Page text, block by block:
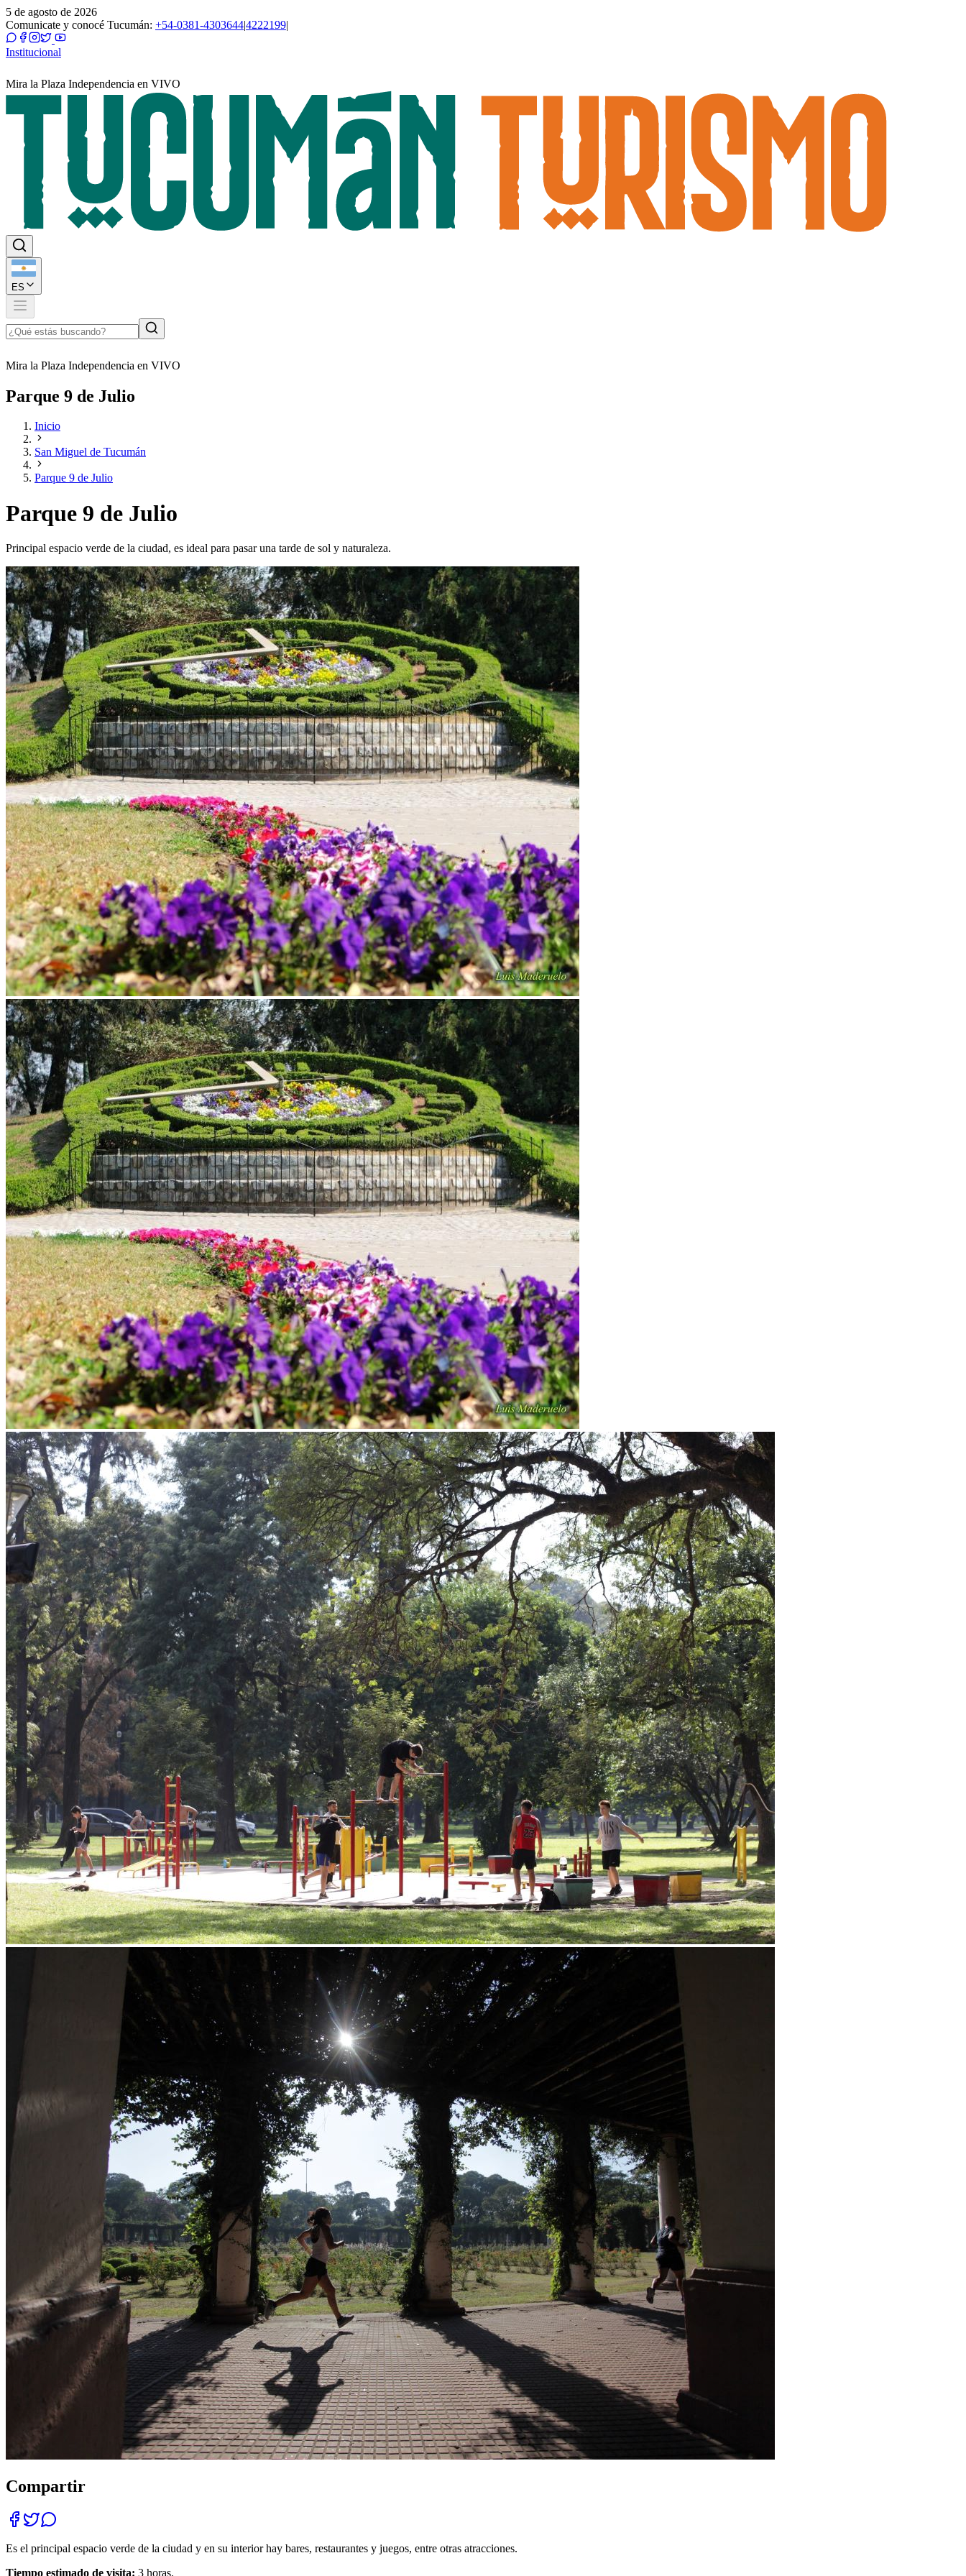
5 de agosto de 2026
Comunicate y conocé Tucumán: +54-0381-4303644|4222199|
Institucional
Mira la Plaza Independencia en VIVO
ES
Mira la Plaza Independencia en VIVO
Parque 9 de Julio
Inicio
San Miguel de Tucumán
Parque 9 de Julio
Parque 9 de Julio
Principal espacio verde de la ciudad, es ideal para pasar una tarde de sol y naturaleza.
Compartir
Es el principal espacio verde de la ciudad y en su interior hay bares, restaurantes y juegos, entre otras atracciones.
Tiempo estimado de visita: 3 horas.